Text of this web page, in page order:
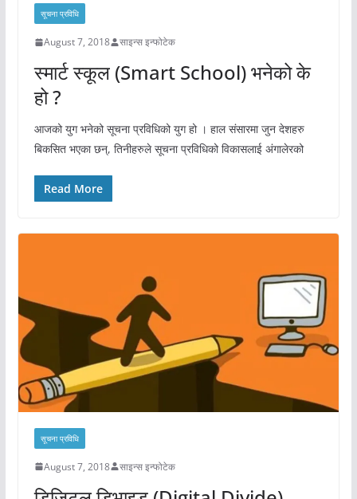
सूचना प्रविधि
August 7, 2018 साइन्स इन्फोटेक
स्मार्ट स्कूल (Smart School) भनेको के
हो ?
आजको युग भनेको सूचना प्रविधिको युग हो । हाल संसारमा जुन देशहरु
बिकसित भएका छन्, तिनीहरुले सूचना प्रविधिको विकासलाई अंगालेरको
Read More
सूचना प्रविधि
August 7, 2018 साइन्स इन्फोटेक